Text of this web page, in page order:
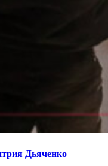
Дьяченко